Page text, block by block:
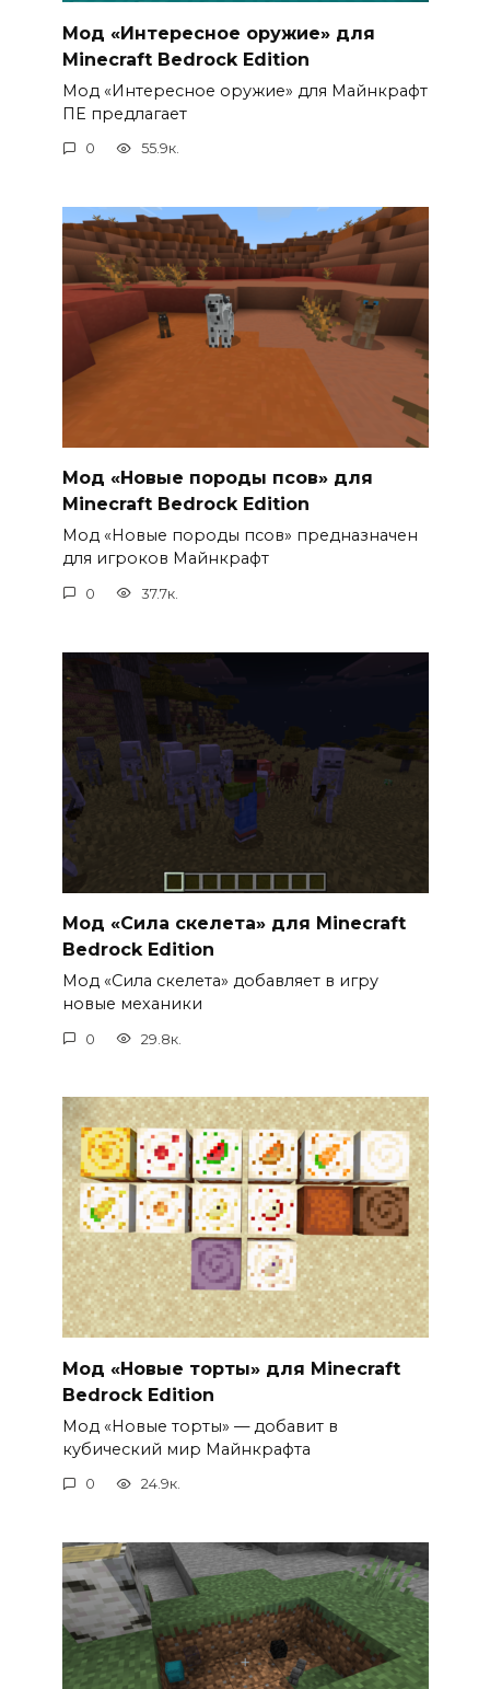
Мод «Интересное оружие» для
Minecraft Bedrock Edition
Мод «Интересное оружие» для Майнкрафт
ПЕ предлагает
0 55.9к.
Мод «Новые породы псов» для
Minecraft Bedrock Edition
Мод «Новые породы псов» предназначен
для игроков Майнкрафт
0 37.7к.
Мод «Сила скелета» для Minecraft
Bedrock Edition
Мод «Сила скелета» добавляет в игру
новые механики
0 29.8к.
Мод «Новые торты» для Minecraft
Bedrock Edition
Мод «Новые торты» — добавит в
кубический мир Майнкрафта
0 24.9к.